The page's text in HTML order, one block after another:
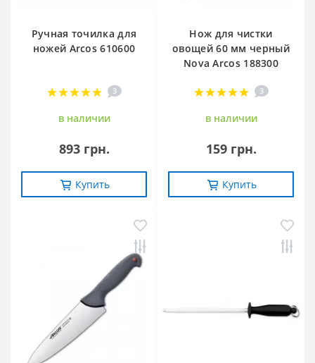
Ручная точилка для
ножей Arcos 610600
3
в наличии
893 грн.
Купить
Нож для чистки
овощей 60 мм черный
Nova Arcos 188300
3
в наличии
159 грн.
Купить